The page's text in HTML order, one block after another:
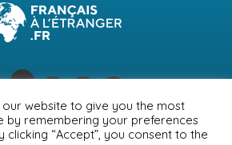
CONTACTS MENTIONS LÉGALES
website to give you the most
by remembering your preferences
clicking “Accept”, you consent to the